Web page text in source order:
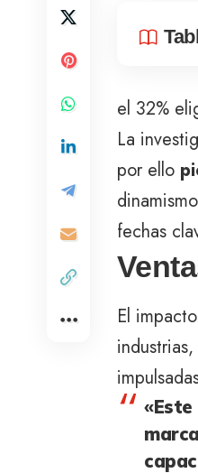
el 32%
La
por ello
fechas
El